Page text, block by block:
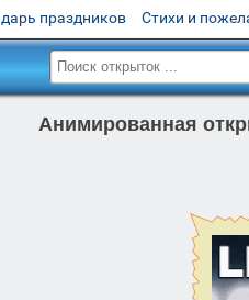
праздников Стихи и
Анимированная